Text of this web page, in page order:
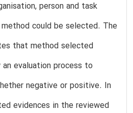
person and task
could be selected. The
that method selected
evaluation process to
negative or positive. In
evidences in the reviewed